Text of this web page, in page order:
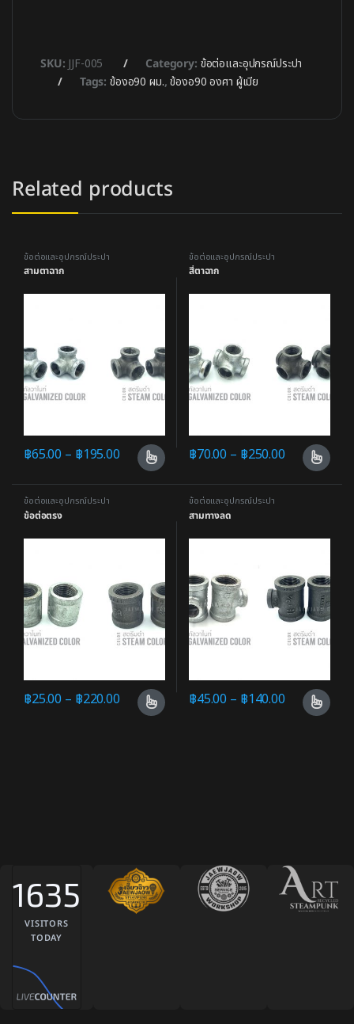
SKU: JJF-005 Category: ข้อต่อและอุปกรณ์ประปา
Tags:ข้องอ90 ผม.,ข้องอ90 องศา ผู้เมีย
Related products
ข้อต่อและอุปกรณ์ประปา
สามตาฉาก
฿65.00 – ฿195.00
ข้อต่อและอุปกรณ์ประปา
สี่ตาฉาก
฿70.00 – ฿250.00
ข้อต่อและอุปกรณ์ประปา
ข้อต่อตรง
฿25.00 – ฿220.00
ข้อต่อและอุปกรณ์ประปา
สามทางลด
฿45.00 – ฿140.00
1635
VISITORS
TODAY